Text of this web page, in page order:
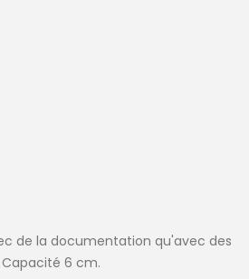
de la documentation qu'avec des
6 cm.